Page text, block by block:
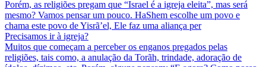
Porém, as religiões pregam que “Israel é a igreja eleita”, mas será
mesmo? Vamos pensar um pouco. HaShem escolhe um povo e
chama este povo de Yisrã’el, Ele faz uma aliança per
Precisamos ir à igreja?
Muitos que começam a perceber os enganos pregados pelas
religiões, tais como, a anulação da Torãh, trindade, adoração de